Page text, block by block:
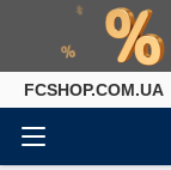
FCSHOP.COM.UA